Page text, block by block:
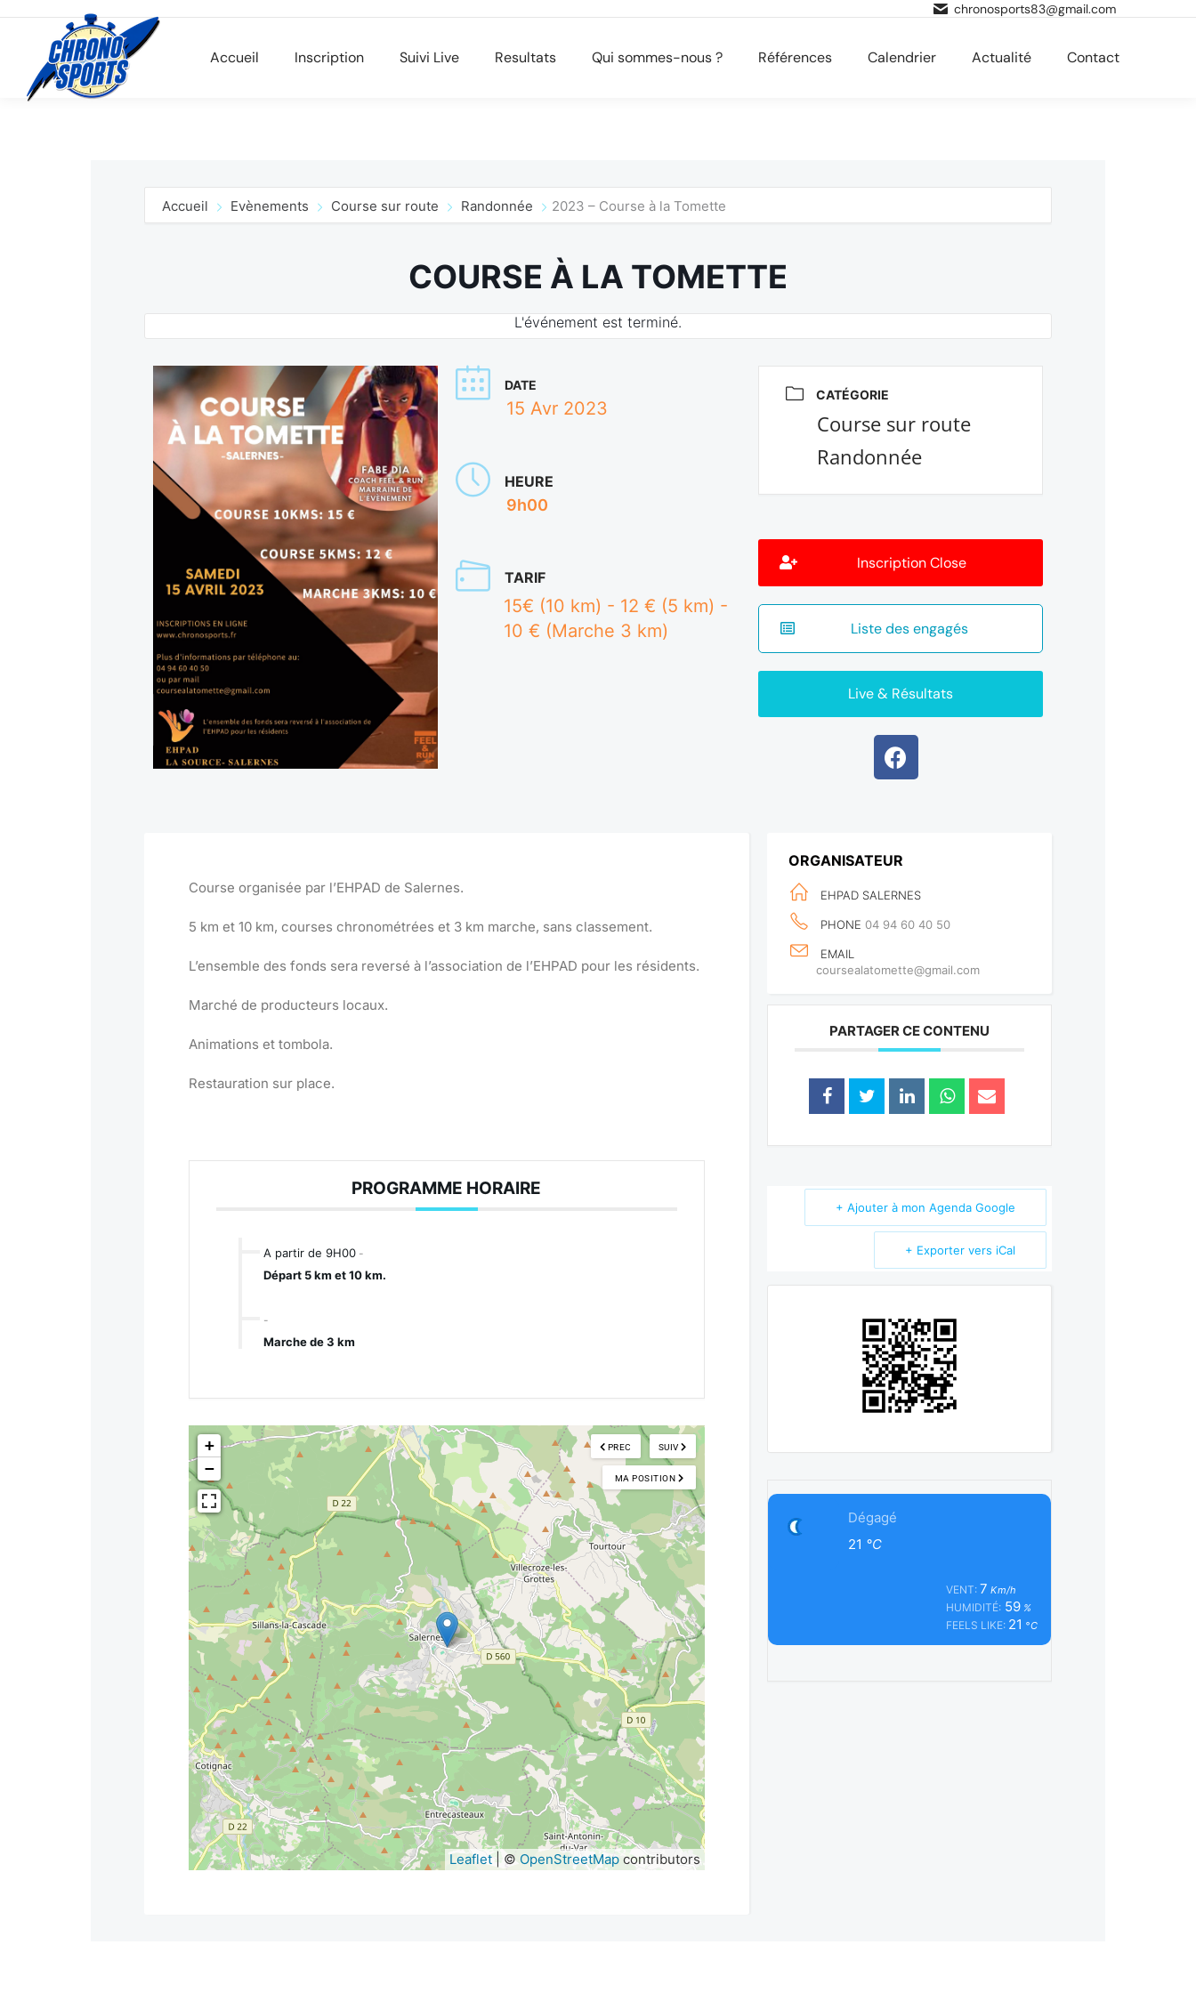
chronosports83@gmail.com
Accueil Inscription Suivi Live Resultats Qui sommes-nous ? Références Calendrier Actualité Contact
Accueil Evènements Course sur route Randonnée 2023 – Course à la Tomette
COURSE À LA TOMETTE
L'événement est terminé.
DATE
15 Avr 2023
HEURE
9h00
TARIF
15€ (10 km) - 12 € (5 km) -
10 € (Marche 3 km)
CATÉGORIE
Course sur route
Randonnée
Inscription Close
Liste des engagés
Live & Résultats
Course organisée par l’EHPAD de Salernes.
5 km et 10 km, courses chronométrées et 3 km marche, sans classement.
L’ensemble des fonds sera reversé à l’association de l’EHPAD pour les résidents.
Marché de producteurs locaux.
Animations et tombola.
Restauration sur place.
PROGRAMME HORAIRE
A partir de 9H00 -
Départ 5 km et 10 km.
-
Marche de 3 km
SUIV
PREC
MA POSITION
+
−
Leaflet| © OpenStreetMapcontributors
ORGANISATEUR
EHPAD SALERNES
PHONE 04 94 60 40 50
EMAIL
coursealatomette@gmail.com
PARTAGER CE CONTENU
+ Ajouter à mon Agenda Google
+ Exporter vers iCal
Dégagé
21 °C
VENT: 7 Km/h
HUMIDITÉ:59%
FEELS LIKE: 21 °C